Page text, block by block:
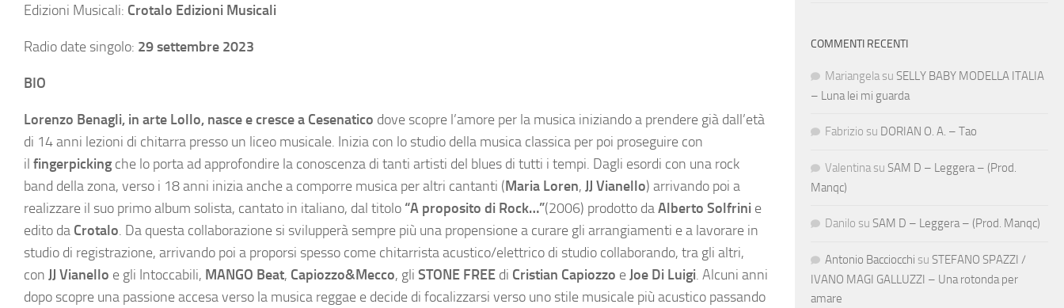
Edizioni Musicali: Crotalo Edizioni Musicali
Radio date singolo: 29 settembre 2023
BIO
Lorenzo Benagli, in arte Lollo, nasce e cresce a Cesenatico dove scopre l’amore per la musica iniziando a prendere già dall’età
di 14 anni lezioni di chitarra presso un liceo musicale. Inizia con lo studio della musica classica per poi proseguire con
il fingerpicking che lo porta ad approfondire la conoscenza di tanti artisti del blues di tutti i tempi. Dagli esordi con una rock
band della zona, verso i 18 anni inizia anche a comporre musica per altri cantanti (Maria Loren, JJ Vianello) arrivando poi a
realizzare il suo primo album solista, cantato in italiano, dal titolo “A proposito di Rock…”(2006) prodotto daAlberto Solfrini e
edito da Crotalo. Da questa collaborazione si svilupperà sempre più una propensione a curare gli arrangiamenti e a lavorare in
studio di registrazione, arrivando poi a proporsi spesso come chitarrista acustico/elettrico di studio collaborando, tra gli altri,
con JJ Vianello e gli Intoccabili, MANGO Beat, Capiozzo&Mecco, gli STONE FREE di Cristian Capiozzo eJoe Di Luigi. Alcuni anni
dopo scopre una passione accesa verso la musica reggae e decide di focalizzarsi verso uno stile musicale più acustico passando
COMMENTI RECENTI
Mariangela su SELLY BABY MODELLA ITALIA
– Luna lei mi guarda
Fabrizio su DORIAN O. A. – Tao
Valentina su SAM D – Leggera – (Prod.
Manqc)
Danilo su SAM D – Leggera – (Prod. Manqc)
Antonio Bacciocchi su STEFANO SPAZZI /
IVANO MAGI GALLUZZI – Una rotonda per
amare